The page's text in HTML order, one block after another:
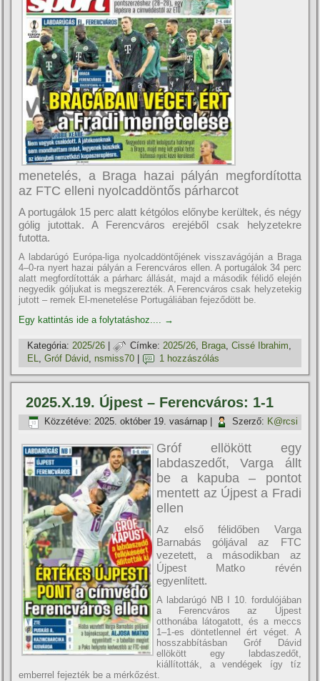
menetelés, a Braga hazai pályán megfordította
az FTC elleni nyolcaddöntős párharcot
A portugálok 15 perc alatt kétgólos előnybe kerültek, és négy
gólig jutottak. A Ferencváros erejéből csak helyzetekre
futotta.
A labdarúgó Európa-liga nyolcaddöntőjének visszavágóján a Braga
4–0-ra nyert hazai pályán a Ferencváros ellen. A portugálok 34 perc
alatt megfordították a párharc állását, majd a második félidő elején
negyedik góljukat is megszerezték. A Ferencváros csak helyzetekig
jutott – remek El-menetelése Portugáliában fejeződött be.
Egy kattintás ide a folytatáshoz....
→
Kategória: 2025/26 | Címke: 2025/26, Braga,Cissé Ibrahim,
EL,Gróf Dávid, nsmiss70 1 hozzászólás
2025.X.19. Újpest – Ferencváros: 1-1
Közzétéve: 2025. október 19. vasárnap Szerző: K@rcsi
Gróf ellökött egy
labdaszedőt, Varga állt
be a kapuba – pontot
mentett az Újpest a Fradi
ellen
Az első félidőben Varga
Barnabás góljával az FTC
vezetett, a másodikban az
Újpest Matko révén
egyenlített.
A labdarúgó NB I 10. fordulójában
a Ferencváros az Újpest
otthonába látogatott, és a meccs
1–1-es döntetlennel ért véget. A
hosszabbításban Gróf Dávid
ellökött egy labdaszedőt,
kiállították, a vendégek így tíz
emberrel fejezték be a mérkőzést.